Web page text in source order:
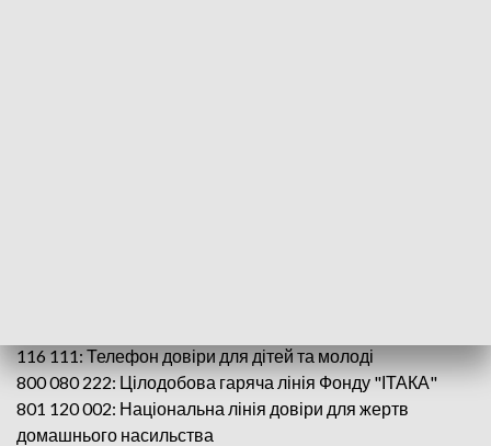
116 111: Телефон довіри для дітей та молоді
800 080 222: Цілодобова гаряча лінія Фонду "ІТАКА"
801 120 002: Національна лінія довіри для жертв
домашнього насильства